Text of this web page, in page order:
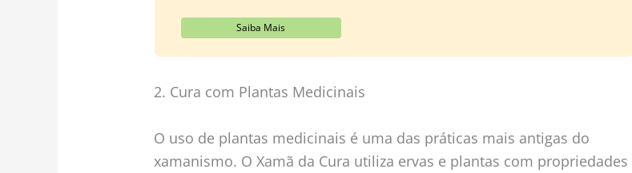
Saiba Mais
2. Cura com Plantas Medicinais
O uso de plantas medicinais é uma das práticas mais antigas do
xamanismo. O Xamã da Cura utiliza ervas e plantas com propriedades